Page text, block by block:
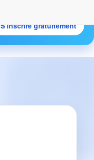
S’inscrire gratuitement